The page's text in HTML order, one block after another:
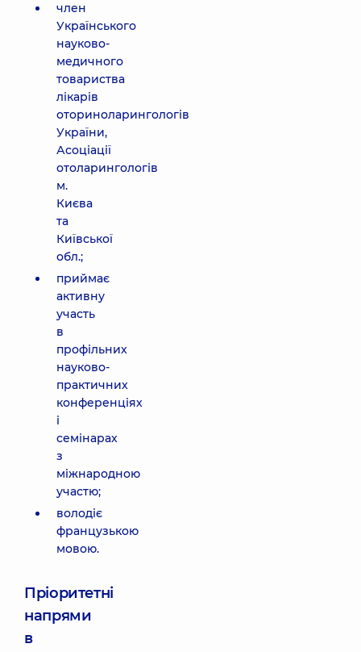
член
Українського
науково-
медичного
товариства
лікарів
оториноларингологів
України,
Асоціації
отоларингологів
м.
Києва
та
Київської
обл.;
приймає
активну
участь
в
профільних
науково-
практичних
конференціях
і
семінарах
з
міжнародною
участю;
володіє
французькою
мовою.
Пріоритетні
напрями
в